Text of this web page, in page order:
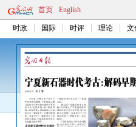
首页 English
时政 国际 时评 理论 文